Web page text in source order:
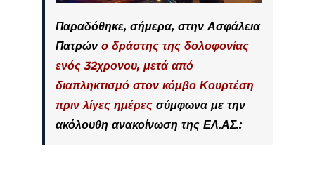
Παραδόθηκε, σήμερα, στην Ασφάλεια
Πατρών ο δράστης της δολοφονίας
ενός 32χρονου, μετά από
διαπληκτισμό στον κόμβο Κουρτέση
πριν λίγες ημέρες σύμφωνα με την
ακόλουθη ανακοίνωση της ΕΛ.ΑΣ.: